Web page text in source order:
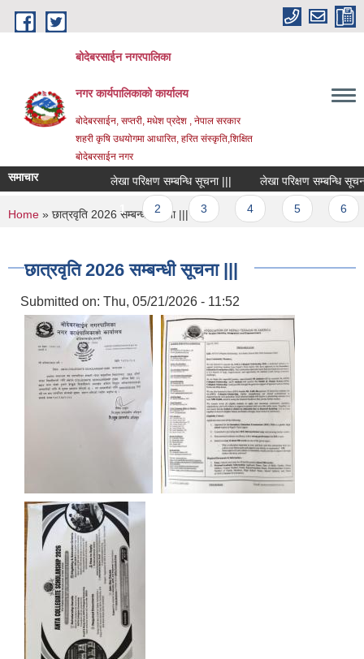
Skip to main content
बोदेबरसाईन नगरपालिका
नगर कार्यपालिकाको कार्यालय
बोदेबरसाईन, सप्तरी, मधेश प्रदेश , नेपाल सरकार
शहरी कृषि उधयोगमा आधारित, हरित संस्कृति,शिक्षित
बोदेबरसाईन नगर
समाचार लेखा परिक्षण सम्बन्धि सूचना ||| लेखा परिक्षण सम्बन्धि सूचना
Pages
1 2 3
You are here
Home » छात्रवृति 2026 सम्बन्धी सूचना |||
छात्रवृति 2026 सम्बन्धी सूचना |||
Submitted on: Thu, 05/21/2026 - 11:52